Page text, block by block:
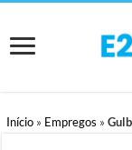
Início » Empregos »